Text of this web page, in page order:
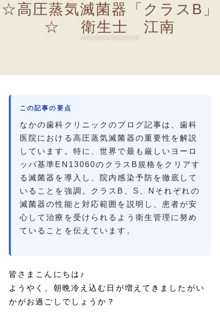
☆高圧蒸気滅菌器「クラスB」
☆ 衛生士 江南
この記事の要点
なかの歯科クリニックのブログ記事は、歯科
医院における高圧蒸気滅菌器の重要性を解説
しています。特に、世界で最も厳しいヨーロ
ッパ基準EN13060のクラスB規格をクリアす
る滅菌器を導入し、院内感染予防を徹底して
いることを強調。クラスB、S、Nそれぞれの
滅菌器の性能と対応範囲を説明し、患者が安
心して治療を受けられるよう衛生管理に努め
ていることを伝えています。
皆さまこんにちは♪
ようやく、朝晩冷え込む日が増えてきましたがい
かがお過ごしでしょうか？